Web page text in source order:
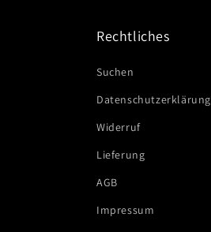
Rechtliches
Suchen
Datenschutzerklärung
Widerruf
Lieferung
AGB
Impressum